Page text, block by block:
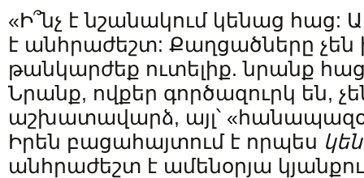
«Ի՞նչ է նշանակում կենաց հաց:
է անհրաժեշտ: Քաղցածները չեն
թանկարժեք ուտելիք. նրանք
Նրանք, ովքեր գործազուրկ են,
աշխատավարձ, այլ՝
Իրեն բացահայտում է որպես
անհրաժեշտ է ամենօրյա